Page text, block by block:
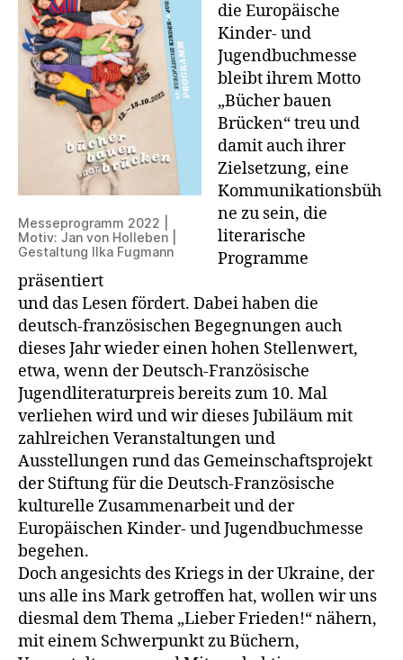
Messeprogramm 2022 |
Motiv: Jan von Holleben |
Gestaltung Ilka Fugmann
die Europäische
Kinder- und
Jugendbuchmesse
bleibt ihrem Motto
„Bücher bauen
Brücken“ treu und
damit auch ihrer
Zielsetzung, eine
Kommunikationsbüh
ne zu sein, die
literarische
Programme
präsentiert
und das Lesen fördert. Dabei haben die
deutsch-französischen Begegnungen auch
dieses Jahr wieder einen hohen Stellenwert,
etwa, wenn der Deutsch-Französische
Jugendliteraturpreis bereits zum 10. Mal
verliehen wird und wir dieses Jubiläum mit
zahlreichen Veranstaltungen und
Ausstellungen rund das Gemeinschaftsprojekt
der Stiftung für die Deutsch-Französische
kulturelle Zusammenarbeit und der
Europäischen Kinder- und Jugendbuchmesse
begehen.
Doch angesichts des Kriegs in der Ukraine, der
uns alle ins Mark getroffen hat, wollen wir uns
diesmal dem Thema „Lieber Frieden!“ nähern,
mit einem Schwerpunkt zu Büchern,